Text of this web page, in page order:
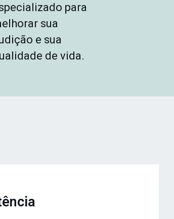
para
sua
e sua
de vida.